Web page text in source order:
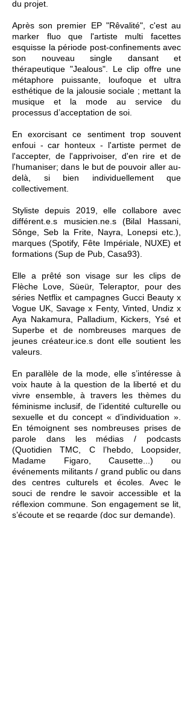
du projet.
Après son premier EP "Rêvalité", c'est au
marker fluo que l'artiste multi facettes
esquisse la période post-confinements avec
son nouveau single dansant et
thérapeutique "Jealous". Le clip offre une
métaphore puissante, loufoque et ultra
esthétique de la jalousie sociale ; mettant la
musique et la mode au service du
processus d’acceptation de soi.
En exorcisant ce sentiment trop souvent
enfoui - car honteux - l'artiste permet de
l'accepter, de l'apprivoiser, d'en rire et de
l'humaniser; dans le but de pouvoir aller au-
delà, si bien individuellement que
collectivement.
Styliste depuis 2019, elle collabore avec
différent.e.s musicien.ne.s (Bilal Hassani,
Sônge, Seb la Frite, Nayra, Lonepsi etc.),
marques (Spotify, Fête Impériale, NUXE) et
formations (Sup de Pub, Casa93).
Elle a prêté son visage sur les clips de
Flèche Love, Süeür, Teleraptor, pour des
séries Netflix et campagnes Gucci Beauty x
Vogue UK, Savage x Fenty, Vinted, Undiz x
Aya Nakamura, Palladium, Kickers, Ysé et
Superbe et de nombreuses marques de
jeunes créateur.ice.s dont elle soutient les
valeurs.
En parallèle de la mode, elle s’intéresse à
voix haute à la question de la liberté et du
vivre ensemble, à travers les thèmes du
féminisme inclusif, de l’identité culturelle ou
sexuelle et du concept « d’individuation ».
En témoignent ses nombreuses prises de
parole dans les médias / podcasts
(Quotidien TMC, C l’hebdo, Loopsider,
Madame Figaro, Causette...) ou
événements militants / grand public ou dans
des centres culturels et écoles. Avec le
souci de rendre le savoir accessible et la
réflexion commune. Son engagement se lit,
s’écoute et se regarde (doc sur demande).